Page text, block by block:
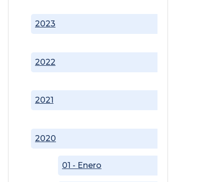
2020
01 - Enero
2021
2022
2023